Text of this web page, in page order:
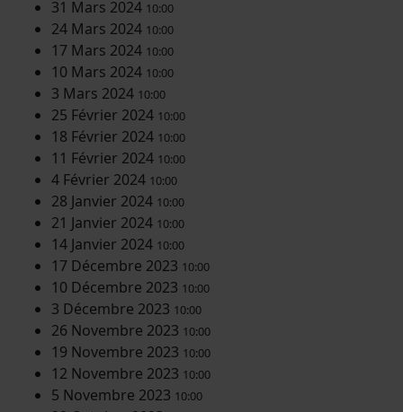
31 Mars 2024 10:00
24 Mars 2024 10:00
17 Mars 2024 10:00
10 Mars 2024 10:00
3 Mars 2024 10:00
25 Février 2024 10:00
18 Février 2024 10:00
11 Février 2024 10:00
4 Février 2024 10:00
28 Janvier 2024 10:00
21 Janvier 2024 10:00
14 Janvier 2024 10:00
17 Décembre 2023 10:00
10 Décembre 2023 10:00
3 Décembre 2023 10:00
26 Novembre 2023 10:00
19 Novembre 2023 10:00
12 Novembre 2023 10:00
5 Novembre 2023 10:00